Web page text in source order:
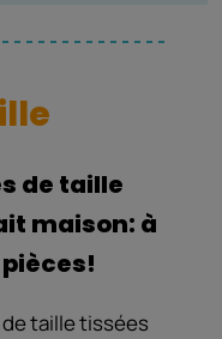
de taille
maison: à
taille tissées